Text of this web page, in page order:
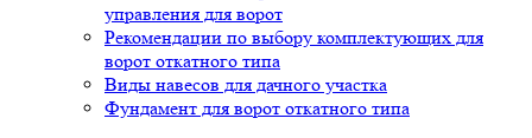
управления для ворот
Рекомендации по выбору комплектующих для
ворот откатного типа
Виды навесов для дачного участка
Фундамент для ворот откатного типа